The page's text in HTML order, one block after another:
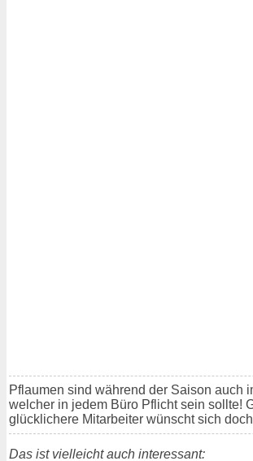
Pflaumen sind während der Saison auch
welcher in jedem Büro Pflicht sein sollte!
glücklichere Mitarbeiter wünscht sich
Das ist vielleicht auch interessant: